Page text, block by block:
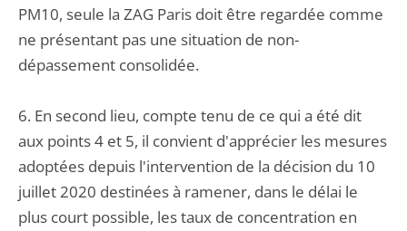
PM10, seule la ZAG Paris doit être regardée comme
ne présentant pas une situation de non-
dépassement consolidée.
6. En second lieu, compte tenu de ce qui a été dit
aux points 4 et 5, il convient d'apprécier les mesures
adoptées depuis l'intervention de la décision du 10
juillet 2020 destinées à ramener, dans le délai le
plus court possible, les taux de concentration en